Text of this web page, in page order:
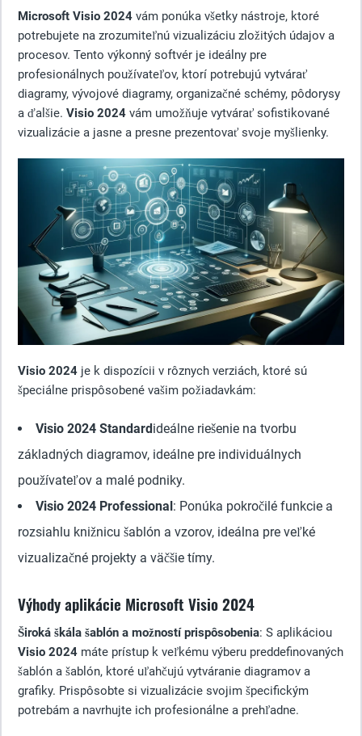
Microsoft Visio 2024 vám ponúka všetky nástroje, ktoré
potrebujete na zrozumiteľnú vizualizáciu zložitých údajov a
procesov. Tento výkonný softvér je ideálny pre
profesionálnych používateľov, ktorí potrebujú vytvárať
diagramy, vývojové diagramy, organizačné schémy, pôdorysy
a ďalšie. Visio 2024 vám umožňuje vytvárať sofistikované
vizualizácie a jasne a presne prezentovať svoje myšlienky.
Visio 2024 je k dispozícii v rôznych verziách, ktoré sú
špeciálne prispôsobené vašim požiadavkám:
Visio 2024 Standardideálne riešenie na tvorbu
základných diagramov, ideálne pre individuálnych
používateľov a malé podniky.
Visio 2024 Professional: Ponúka pokročilé funkcie a
rozsiahlu knižnicu šablón a vzorov, ideálna pre veľké
vizualizačné projekty a väčšie tímy.
Výhody aplikácie Microsoft Visio 2024
Široká škála šablón a možností prispôsobenia: S aplikáciou
Visio 2024 máte prístup k veľkému výberu preddefinovaných
šablón a šablón, ktoré uľahčujú vytváranie diagramov a
grafiky. Prispôsobte si vizualizácie svojim špecifickým
potrebám a navrhujte ich profesionálne a prehľadne.